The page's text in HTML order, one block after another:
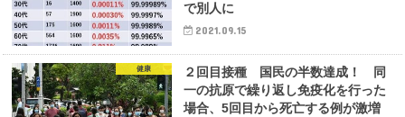
で別人に
2021.09.15
健康
２回目接種 国民の半数達成！ 同
一の抗原で繰り返し免疫化を行った
場合、5回目から死亡する例が激増